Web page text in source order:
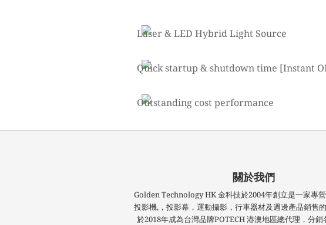
關於我們
Golden Technology HK 金科技於2004年創立是一家專
投影機,，投影幕，運動攝影，行車器材及週邊產品銷售
於2018年成為台灣品牌POTECH 港澳地區總代理，分銷